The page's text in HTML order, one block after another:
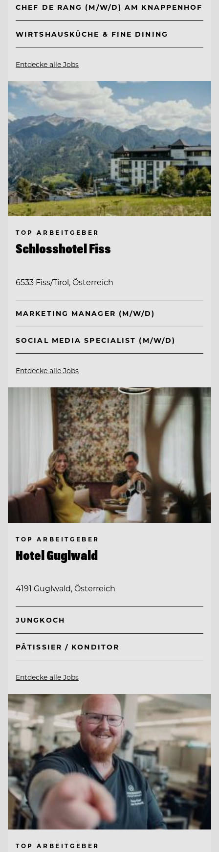
CHEF DE RANG (M/W/D) AM KNAPPENHOF
WIRTSHAUSKÜCHE & FINE DINING
Entdecke alle Jobs
TOP ARBEITGEBER
Schlosshotel Fiss
6533 Fiss/Tirol, Österreich
MARKETING MANAGER (M/W/D)
SOCIAL MEDIA SPECIALIST (M/W/D)
Entdecke alle Jobs
TOP ARBEITGEBER
Hotel Guglwald
4191 Guglwald, Österreich
JUNGKOCH
PÂTISSIER / KONDITOR
Entdecke alle Jobs
TOP ARBEITGEBER